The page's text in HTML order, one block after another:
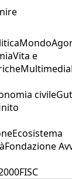
Mondo
Vita e
Multimedia
civile
Ecosistema
Fondazione
FISC